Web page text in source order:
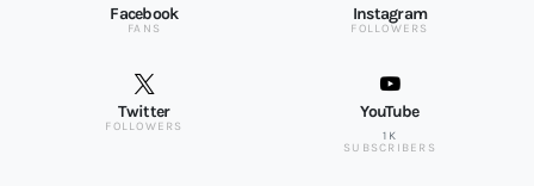
Facebook
FANS
Instagram
FOLLOWERS
Twitter
FOLLOWERS
YouTube
1K
SUBSCRIBERS